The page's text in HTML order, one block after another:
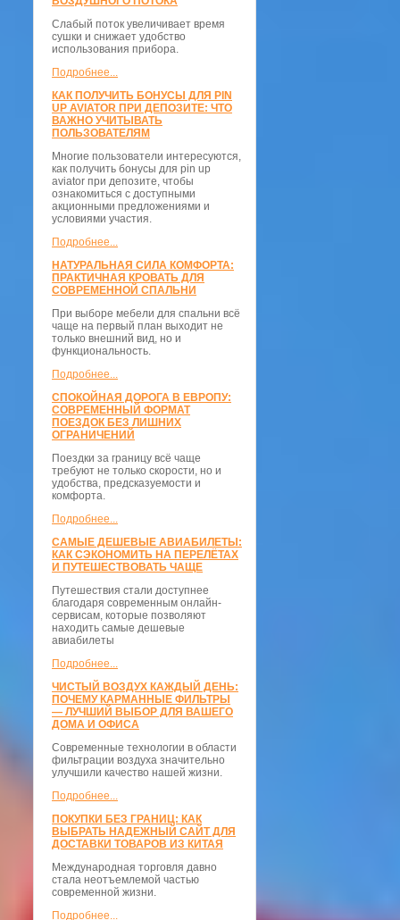
Слабый поток увеличивает время
сушки и снижает удобство
использования прибора.
Подробнее...
КАК ПОЛУЧИТЬ БОНУСЫ ДЛЯ PIN
UP AVIATOR ПРИ ДЕПОЗИТЕ: ЧТО
ВАЖНО УЧИТЫВАТЬ
ПОЛЬЗОВАТЕЛЯМ
Многие пользователи интересуются,
как получить бонусы для pin up
aviator при депозите, чтобы
ознакомиться с доступными
акционными предложениями и
условиями участия.
Подробнее...
НАТУРАЛЬНАЯ СИЛА КОМФОРТА:
ПРАКТИЧНАЯ КРОВАТЬ ДЛЯ
СОВРЕМЕННОЙ СПАЛЬНИ
При выборе мебели для спальни всё
чаще на первый план выходит не
только внешний вид, но и
функциональность.
Подробнее...
СПОКОЙНАЯ ДОРОГА В ЕВРОПУ:
СОВРЕМЕННЫЙ ФОРМАТ
ПОЕЗДОК БЕЗ ЛИШНИХ
ОГРАНИЧЕНИЙ
Поездки за границу всё чаще
требуют не только скорости, но и
удобства, предсказуемости и
комфорта.
Подробнее...
САМЫЕ ДЕШЕВЫЕ АВИАБИЛЕТЫ:
КАК СЭКОНОМИТЬ НА ПЕРЕЛЁТАХ
И ПУТЕШЕСТВОВАТЬ ЧАЩЕ
Путешествия стали доступнее
благодаря современным онлайн-
сервисам, которые позволяют
находить самые дешевые
авиабилеты
Подробнее...
ЧИСТЫЙ ВОЗДУХ КАЖДЫЙ ДЕНЬ:
ПОЧЕМУ КАРМАННЫЕ ФИЛЬТРЫ
— ЛУЧШИЙ ВЫБОР ДЛЯ ВАШЕГО
ДОМА И ОФИСА
Современные технологии в области
фильтрации воздуха значительно
улучшили качество нашей жизни.
Подробнее...
ПОКУПКИ БЕЗ ГРАНИЦ: КАК
ВЫБРАТЬ НАДЕЖНЫЙ САЙТ ДЛЯ
ДОСТАВКИ ТОВАРОВ ИЗ КИТАЯ
Международная торговля давно
стала неотъемлемой частью
современной жизни.
Подробнее...